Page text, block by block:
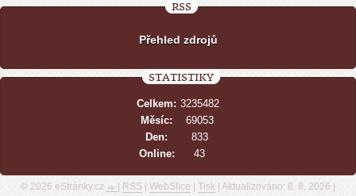
RSS
Přehled zdrojů
STATISTIKY
Online: 43
Celkem: 3235482
Měsíc:
69053
Den:
833
© 2026 eStránky.cz RSS WebSlice Tisk Aktualizováno: 8. 8. 2026